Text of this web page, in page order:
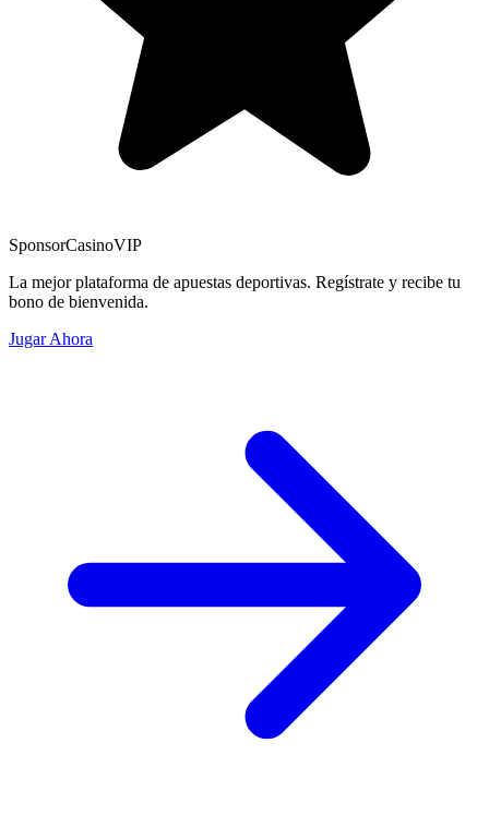
SponsorCasinoVIP
La mejor plataforma de apuestas deportivas. Regístrate y recibe tu
bono de bienvenida.
Jugar Ahora